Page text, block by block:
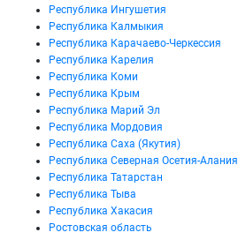
Республика Ингушетия
Республика Калмыкия
Республика Карачаево-Черкессия
Республика Карелия
Республика Коми
Республика Крым
Республика Марий Эл
Республика Мордовия
Республика Саха (Якутия)
Республика Северная Осетия-Алания
Республика Татарстан
Республика Тыва
Республика Хакасия
Ростовская область